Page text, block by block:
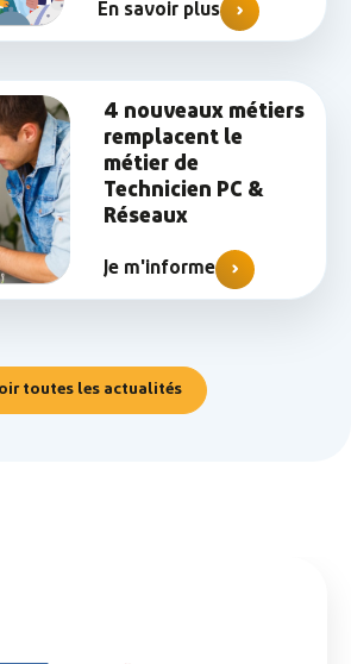
En savoir plus
4 nouveaux métiers
remplacent le
métier de
Technicien PC &
Réseaux
Je m'informe
toutes les actualités